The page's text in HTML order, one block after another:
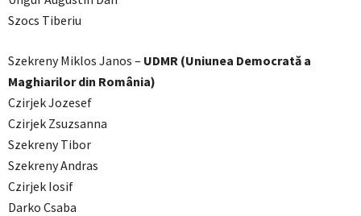
Szocs Tiberiu
Szekreny Miklos Janos – UDMR (Uniunea Democrată a
Maghiarilor din România)
Czirjek Jozesef
Czirjek Zsuzsanna
Szekreny Tibor
Szekreny Andras
Czirjek Iosif
Darko Csaba